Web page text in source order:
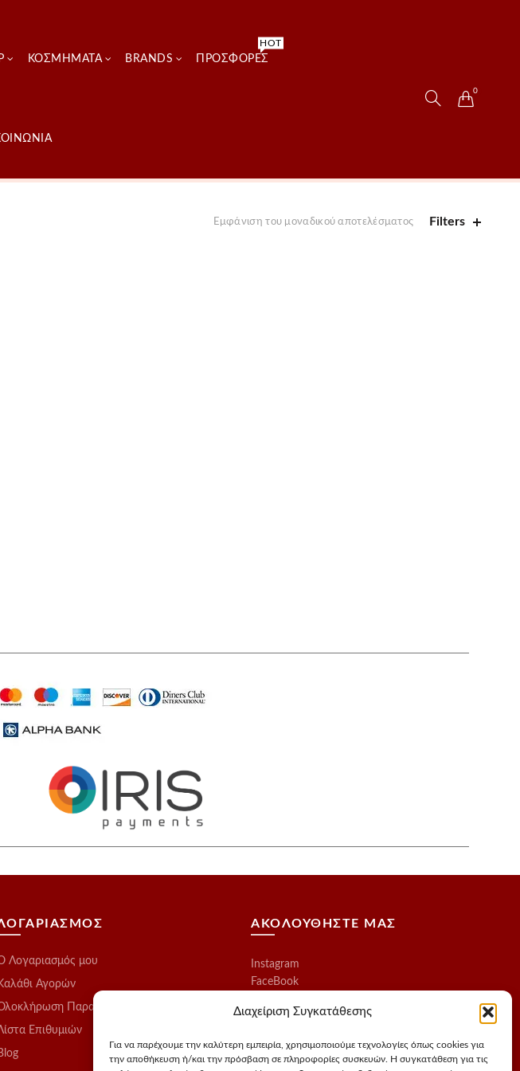
Διαχείριση Συγκατάθεσης
Για να παρέχουμε την καλύτερη εμπειρία, χρησιμοποιούμε τεχνολογίες όπως cookies για
την αποθήκευση ή/και την πρόσβαση σε πληροφορίες συσκευών. Η συγκατάθεση για τις
ΚΟΣΜΗΜΑΤΑ BRANDS ΠΡΟΣΦΟΡΈΣ
HOT
0
Εμφάνιση του μοναδικού αποτελέσματος Filters
Λογαριασμός μου
Αγορών
Παραγγελίας
Επιθυμιών
ΑΚΟΛΟΥΘΗΣΤΕ ΜΑΣ
Instagram
FaceBook